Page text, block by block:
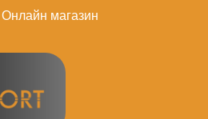
магазин